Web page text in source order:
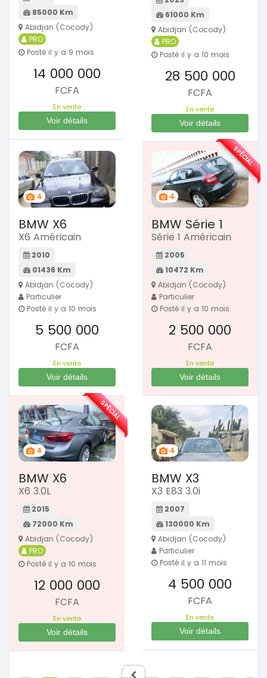
85000 Km
Abidjan (Cocody)
PRO
Posté il y a 9 mois
14 000 000
FCFA
En vente
Voir détails
61000 Km
Abidjan (Cocody)
PRO
Posté il y a 10 mois
28 500 000
FCFA
En vente
Voir détails
4
BMW X6
X6 Américain
2010
01436 Km
Abidjan (Cocody)
Particulier
Posté il y a 10 mois
5 500 000
FCFA
En vente
Voir détails
4
BMW Série 1
Série 1 Américain
2005
10472 Km
Abidjan (Cocody)
Particulier
Posté il y a 10 mois
2 500 000
FCFA
En vente
Voir détails
SPÉCIAL
4
BMW X6
X6 3.0L
2015
72000 Km
Abidjan (Cocody)
PRO
Posté il y a 10 mois
12 000 000
FCFA
En vente
Voir détails
SPÉCIAL
4
BMW X3
X3 E83 3.0i
2007
130000 Km
Abidjan (Cocody)
Particulier
Posté il y a 11 mois
4 500 000
FCFA
En vente
Voir détails